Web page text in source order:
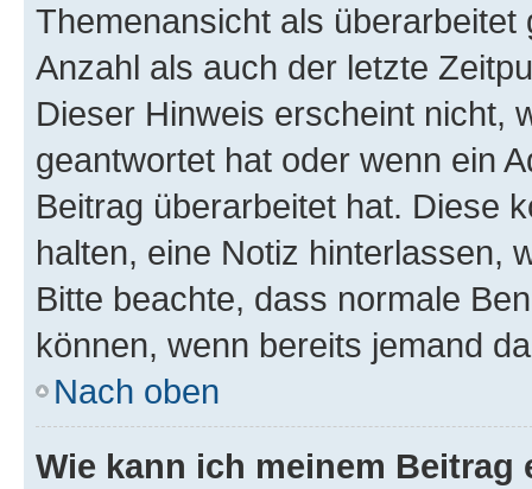
Themenansicht als
Anzahl als auch der letzte
Dieser Hinweis erscheint nicht,
geantwortet hat oder wenn ein
Beitrag überarbeitet hat. Diese
halten, eine Notiz hinterlassen,
Bitte beachte, dass normale
können, wenn bereits jemand
Nach oben
Wie kann ich meinem